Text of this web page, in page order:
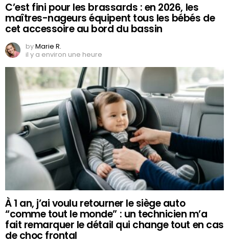
C’est fini pour les brassards : en 2026, les
maîtres-nageurs équipent tous les bébés de
cet accessoire au bord du bassin
byMarie R.
il y a environ une heure
À 1 an, j’ai voulu retourner le siège auto
“comme tout le monde” : un technicien m’a
fait remarquer le détail qui change tout en cas
de choc frontal